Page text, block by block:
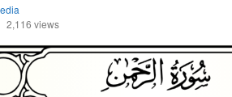
2,116 views